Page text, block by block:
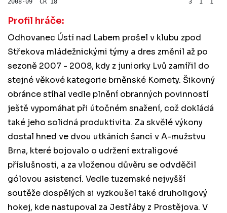
2008-09  ČR 18                                     3  1  1  2
Profil hráče:
Odhovanec Ústí nad Labem prošel v klubu zpod
Střekova mládežnickými týmy a dres změnil až po
sezoně 2007 - 2008, kdy z juniorky Lvů zamířil do
stejné věkové kategorie brněnské Komety. Šikovný
obránce stíhal vedle plnění obranných povinností
ještě vypomáhat při útočném snažení, což dokládá
také jeho solidná produktivita. Za skvělé výkony
dostal hned ve dvou utkáních šanci v A-mužstvu
Brna, které bojovalo o udržení extraligové
příslušnosti, a za vloženou důvěru se odvděčil
gólovou asistencí. Vedle tuzemské nejvyšší
soutěže dospělých si vyzkoušel také druholigový
hokej, kde nastupoval za Jestřáby z Prostějova. V